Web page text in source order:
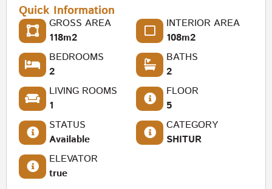
Quick Information
GROSS AREA
118m2
INTERIOR AREA
108m2
BEDROOMS
2
BATHS
2
LIVING ROOMS
1
FLOOR
5
STATUS
Available
CATEGORY
SHITUR
ELEVATOR
true